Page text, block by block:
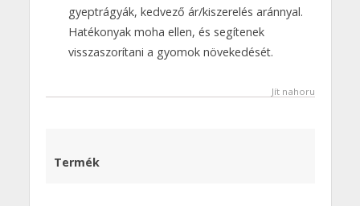
gyeptrágyák, kedvező ár/kiszerelés aránnyal.
Hatékonyak moha ellen, és segítenek
visszaszorítani a gyomok növekedését.
Jít nahoru
Termék